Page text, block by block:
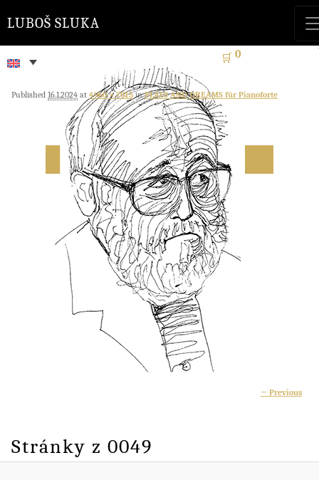
🛒 0
LUBOŠ SLUKA
← Previous
Stránky z 0049
Published 16.1.2024 at 4960 × 7015inPLAYS AND DREAMS für Pianoforte